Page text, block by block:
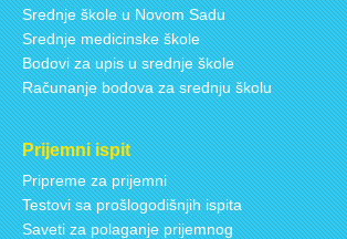
Srednje škole u Novom Sadu
Srednje medicinske škole
Bodovi za upis u srednje škole
Računanje bodova za srednju školu
Prijemni ispit
Pripreme za prijemni
Testovi sa prošlogodišnjih ispita
Saveti za polaganje prijemnog